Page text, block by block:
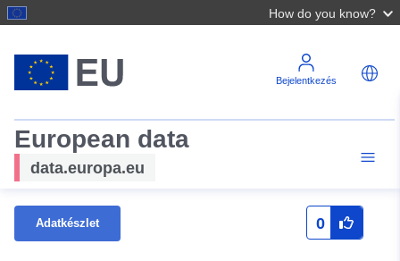
How do you know?
Bejelentkezés
European data
data.europa.eu
Adatkészlet 0